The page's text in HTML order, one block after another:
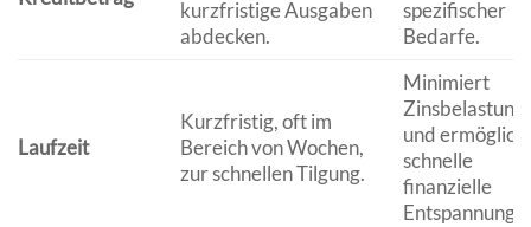
kurzfristige Ausgaben
abdecken.
spezifischer
Bedarfe.
Laufzeit
Kurzfristig, oft im
Bereich von Wochen,
zur schnellen Tilgung.
Minimiert
Zinsbelastung
und
schnelle
finanzielle
Entspannung.